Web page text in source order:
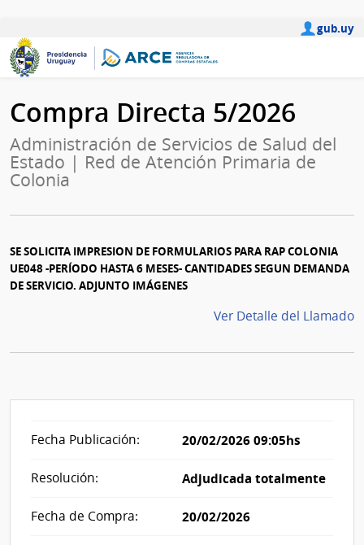
gub.uy
Compra Directa 5/2026
Administración de Servicios de Salud del
Estado | Red de Atención Primaria de
Colonia
SE SOLICITA IMPRESION DE FORMULARIOS PARA RAP COLONIA
UE048 -PERÍODO HASTA 6 MESES- CANTIDADES SEGUN DEMANDA
DE SERVICIO. ADJUNTO IMÁGENES
Ver Detalle del Llamado
Fecha Publicación: 20/02/2026 09:05hs
Resolución: Adjudicada totalmente
Fecha de Compra: 20/02/2026